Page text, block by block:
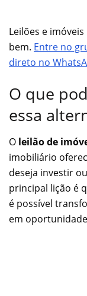
Leilões e
bem. Entre no
direto no
O que
essa
O leilão de
imobiliário
deseja investir
principal lição é
é possível
em